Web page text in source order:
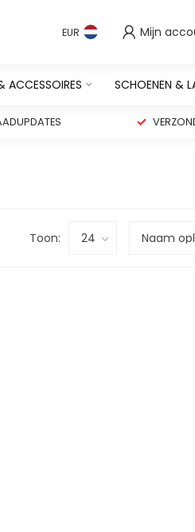
EUR Mijn
ACCESSOIRES SCHOENEN &
Toon: